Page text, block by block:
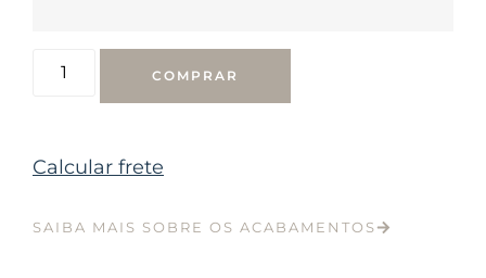
COMPRAR
Calcular frete
SAIBA MAIS SOBRE OS ACABAMENTOS